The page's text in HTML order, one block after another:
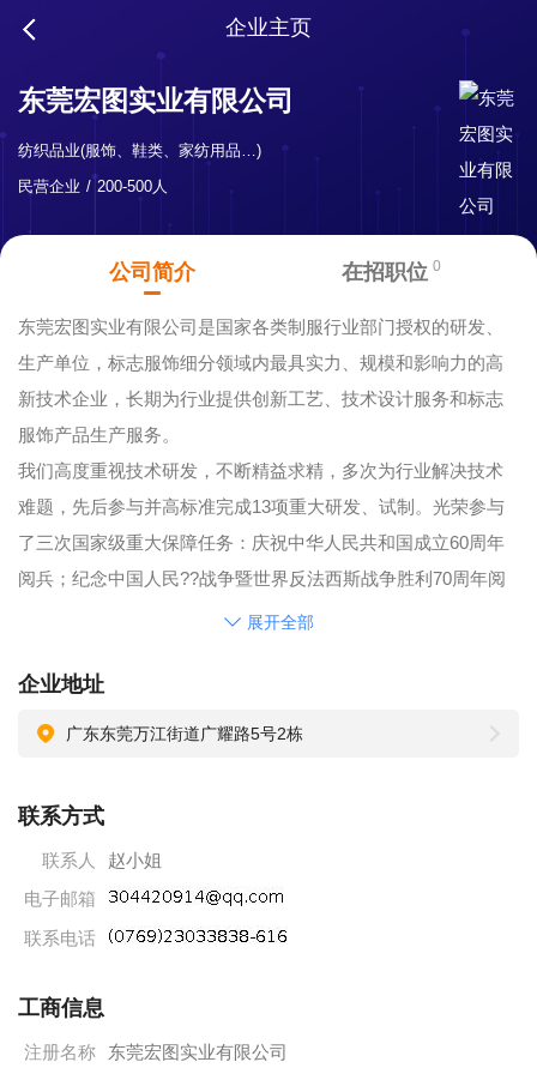
企业主页
东莞宏图实业有限公司
纺织品业(服饰、鞋类、家纺用品…)
民营企业
200-500人
公司简介 在招职位 0
东莞宏图实业有限公司是国家各类制服行业部门授权的研发、
生产单位，标志服饰细分领域内最具实力、规模和影响力的高
新技术企业，长期为行业提供创新工艺、技术设计服务和标志
服饰产品生产服务。
我们高度重视技术研发，不断精益求精，多次为行业解决技术
难题，先后参与并高标准完成13项重大研发、试制。光荣参与
了三次国家级重大保障任务：庆祝中华人民共和国成立60周年
阅兵；纪念中国人民??战争暨世界反法西斯战争胜利70周年阅
兵；庆祝中华人民共和国成立70周年首都阅兵。
心”的服务思想，“积极应对机遇和风险”的发展意识，努力奋
斗，创新发展。近几年，更是实现了逆势增长，形式大好。
待我们一起“继往开来从头越，大展宏图正当时！
展开全部
企业地址
广东东莞万江街道广耀路5号2栋
联系方式
联系人
赵小姐
电子邮箱
联系电话
工商信息
注册名称 东莞宏图实业有限公司